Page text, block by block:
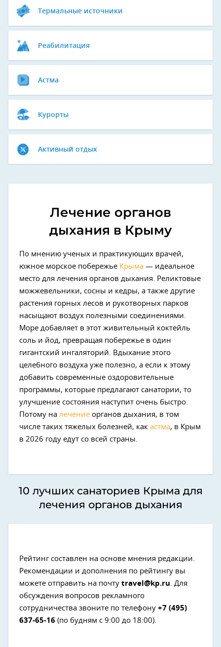
Термальные источники
Реабилитация
Астма
Курорты
Активный отдых
Лечение органов
дыхания в Крыму
По мнению ученых и практикующих врачей,
южное морское побережье Крыма — идеальное
место для лечения органов дыхания. Реликтовые
можжевельники, сосны и кедры, а также другие
растения горных лесов и рукотворных парков
насыщают воздух полезными соединениями.
Море добавляет в этот живительный коктейль
соль и йод, превращая побережье в один
гигантский ингаляторий. Вдыхание этого
целебного воздуха уже полезно, а если к этому
добавить современные оздоровительные
программы, которые предлагают санатории, то
улучшение состояния наступит очень быстро.
Потому на лечение органов дыхания, в том
числе таких тяжелых болезней, как астма, в Крым
в 2026 году едут со всей страны.
10 лучших санаториев Крыма для
лечения органов дыхания
Рейтинг составлен на основе мнения редакции.
Рекомендации и дополнения по рейтингу вы
можете отправить на почту travel@kp.ru. Для
обсуждения вопросов рекламного
сотрудничества звоните по телефону +7 (495)
637-65-16 (по будням с 9:00 до 18:00).